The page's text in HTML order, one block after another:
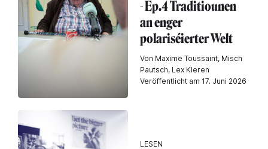
- Ep.4 Traditiounen
an enger
polariséierter Welt
Von Maxime Toussaint, Misch
Pautsch, Lex Kleren
Veröffentlicht am 17. Juni 2026
LESEN